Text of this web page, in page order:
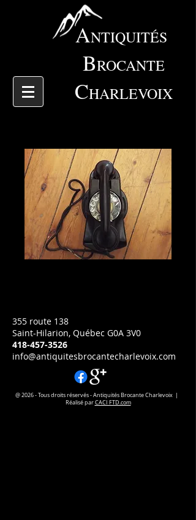
ANTIQUITÉS
BROCANTE
CHARLEVOIX
355 route 138
Saint-Hilarion, Québec G0A 3V0
418-457-3526
info@antiquitesbrocantecharlevoix.com
@ 2026 - Tous droits réservés - Antiquités Brocante Charlevoix |
Réalisé parCACI FTD.com